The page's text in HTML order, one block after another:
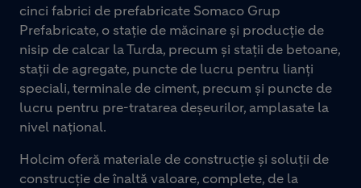
cinci fabrici de prefabricate Somaco Grup
Prefabricate, o stație de măcinare și producție de
nisip de calcar la Turda, precum și stații de betoane,
stații de agregate, puncte de lucru pentru lianți
speciali, terminale de ciment, precum și puncte de
lucru pentru pre-tratarea deșeurilor, amplasate la
nivel național.
Holcim oferă materiale de construcție și soluții de
construcție de înaltă valoare, complete, de la